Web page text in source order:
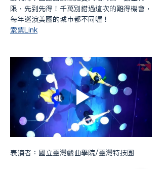
限，先到先得！千萬別錯過這次的難得機會，
每年巡演美國的城市都不同喔！
索票Link
表演者：國立臺灣戲曲學院/臺灣特技團